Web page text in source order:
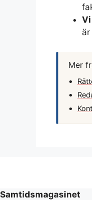
Mer
Samtidsmagasinet